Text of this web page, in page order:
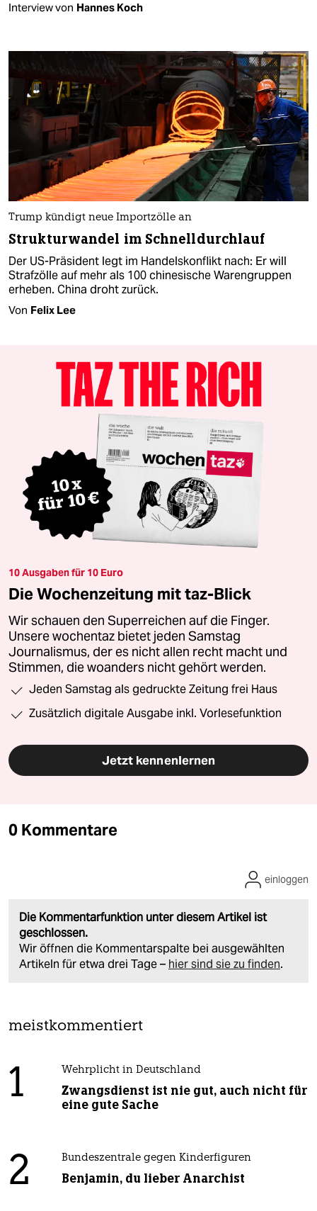
Interview von Hannes Koch
Trump kündigt neue Importzölle an
Strukturwandel im Schnelldurchlauf
Der US-Präsident legt im Handelskonflikt nach: Er will
Strafzölle auf mehr als 100 chinesische Warengruppen
erheben. China droht zurück.
Von Felix Lee
10 Ausgaben für 10 Euro
Die Wochenzeitung mit taz-Blick
Wir schauen den Superreichen auf die Finger.
Unsere wochentaz bietet jeden Samstag
Journalismus, der es nicht allen recht macht und
Stimmen, die woanders nicht gehört werden.
Jeden Samstag als gedruckte Zeitung frei Haus
Zusätzlich digitale Ausgabe inkl. Vorlesefunktion
Jetzt kennenlernen
0 Kommentare
Die Kommentarfunktion unter diesem Artikel ist
geschlossen.
Wir öffnen die Kommentarspalte bei ausgewählten
Artikeln für etwa drei Tage – hier sind sie zu finden.
einloggen
meistkommentiert
1 Wehrplicht in Deutschland
Zwangsdienst ist nie gut, auch nicht für
eine gute Sache
2 Bundeszentrale gegen Kinderfiguren
Benjamin, du lieber Anarchist